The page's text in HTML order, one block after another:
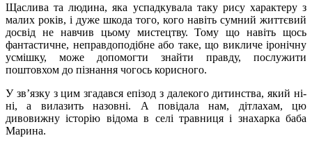
Щаслива та людина, яка успадкувала таку рису характеру з
малих років, і дуже шкода того, кого навіть сумний життєвий
досвід не навчив цьому мистецтву. Тому що навіть щось
фантастичне, неправдоподібне або таке, що викличе іронічну
усмішку, може допомогти знайти правду, послужити
поштовхом до пізнання чогось корисного.
У зв’язку з цим згадався епізод з далекого дитинства, який ні-
ні, а вилазить назовні. А повідала нам, дітлахам, цю
дивовижну історію відома в селі травниця і знахарка баба
Марина.